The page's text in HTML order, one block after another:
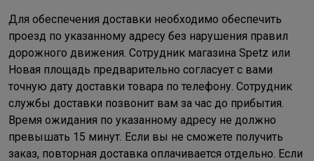
Для обеспечения доставки необходимо обеспечить
проезд по указанному адресу без нарушения правил
дорожного движения. Сотрудник магазина Spetz или
Новая площадь предварительно согласует с вами
точную дату доставки товара по телефону. Сотрудник
службы доставки позвонит вам за час до прибытия.
Время ожидания по указанному адресу не должно
превышать 15 минут. Если вы не сможете получить
заказ, повторная доставка оплачивается отдельно. Если